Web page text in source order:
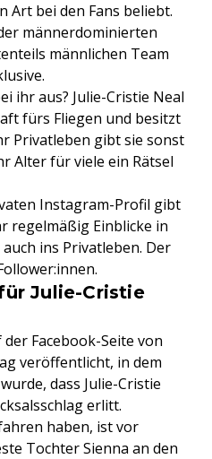
Art bei den Fans beliebt.
männerdominierten
männlichen Team
ihr aus? Julie-Cristie Neal
fürs Fliegen und besitzt
Privatleben gibt sie sonst
Alter für viele ein Rätsel
Instagram-Profil gibt
regelmäßig Einblicke in
ins Privatleben. Der
Julie-Cristie
Facebook-Seite von
veröffentlicht, in dem
dass Julie-Cristie
erlitt.
haben, ist vor
Tochter Sienna an den